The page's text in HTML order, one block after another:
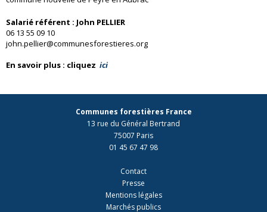
Salarié référent : John PELLIER
06 13 55 09 10
john.pellier@communesforestieres.org
En savoir plus : cliquez ici
Communes forestières France
13 rue du Général Bertrand
75007 Paris
01 45 67 47 98
Contact
Presse
Mentions légales
Marchés publics